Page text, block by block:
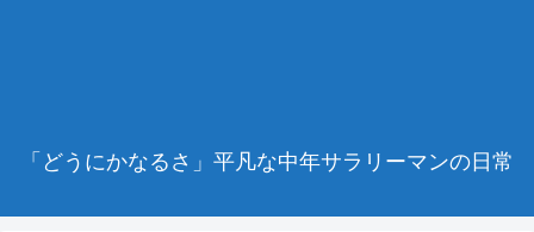
「どうにかなるさ」平凡な中年サラリーマンの日常